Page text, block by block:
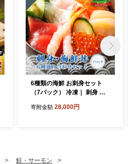
6種類の海鮮 お刺身セット
（7パック） 冷凍｜ 刺身 さ
刺身丼 海鮮丼セット 海鮮丼
寄附金額 28,000円
鮭・サーモン